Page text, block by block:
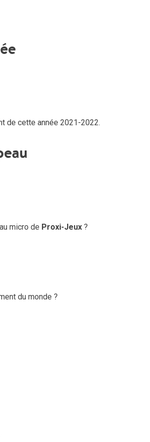
de cette année 2021-2022.
micro de Proxi-Jeux ?
du monde ?